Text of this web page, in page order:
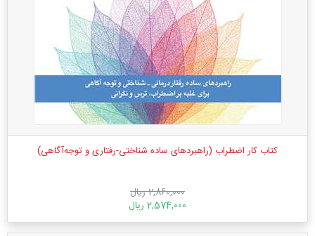
کتاب کار اضطراب (راهبردهای ساده شناختی-رفتاری و توجه‌آگاهی)‏
2,860,000 ریال
2,574,000 ریال